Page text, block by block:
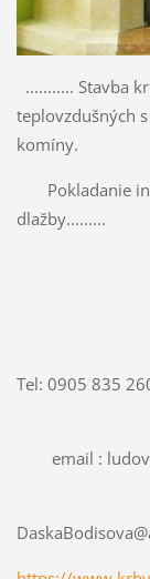
........... Stavba
komíny.
Pokladanie
dlažby.........
Tel: 0905 835
email :